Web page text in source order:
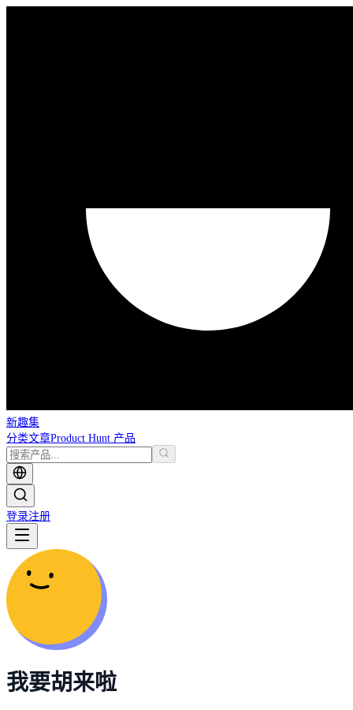
新趣集
分类文章Product Hunt 产品
登录注册
我要胡来啦